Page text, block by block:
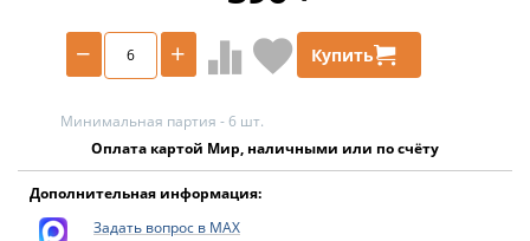
+
− Купить
Минимальная партия - 6 шт.
Оплата картой Мир, наличными или по счёту
Дополнительная информация:
Задать вопрос в MAX